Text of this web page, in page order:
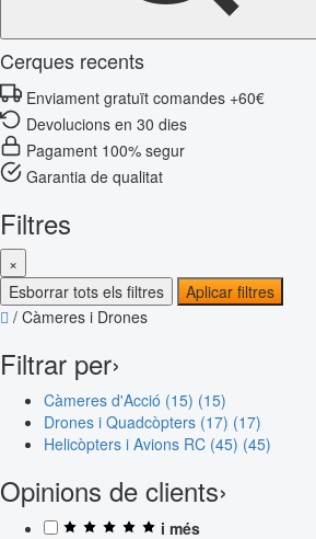
Cerques recents
Enviament gratuït comandes +60€
Devolucions en 30 dies
Pagament 100% segur
Garantia de qualitat
Filtres
×
Esborrar tots els filtres
Aplicar filtres
/ Càmeres i Drones
Filtrar per›
Càmeres d'Acció (15) (15)
Drones i Quadcòpters (17) (17)
Helicòpters i Avions RC (45) (45)
Opinions de clients›
i més